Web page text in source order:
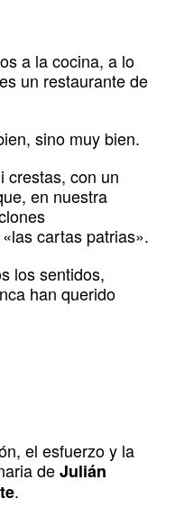
a la cocina, a lo
un restaurante de
sino muy bien.
crestas, con un
en nuestra
cartas patrias».
los sentidos,
han querido
el esfuerzo y la
deJulián
.